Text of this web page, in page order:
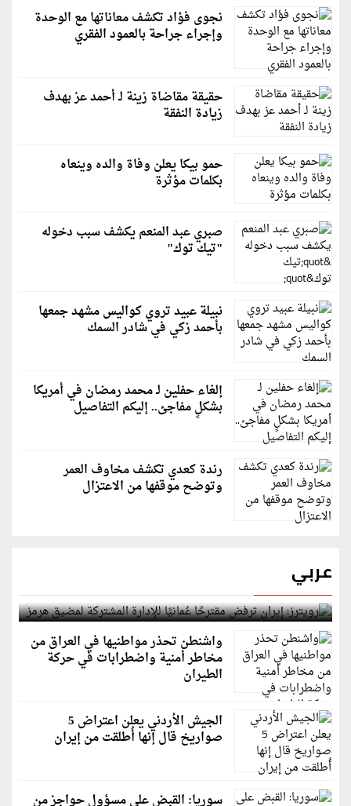
نجوى فؤاد تكشف معاناتها مع الوحدة
وإجراء جراحة بالعمود الفقري
حقيقة مقاضاة زينة لـ أحمد عز بهدف
زيادة النفقة
حمو بيكا يعلن وفاة والده وينعاه
بكلمات مؤثرة
صبري عبد المنعم يكشف سبب دخوله
"تيك توك"
نبيلة عبيد تروي كواليس مشهد جمعها
بأحمد زكي في شادر السمك
إلغاء حفلين لـ محمد رمضان في أمريكا
بشكلٍ مفاجئ.. إليكم التفاصيل
رندة كعدي تكشف مخاوف العمر
وتوضح موقفها من الاعتزال
عربي
رويترز: إيران ترفض مقترحًا عُمانيًا للإدارة المشتركة
لمضيق هرمز
واشنطن تحذر مواطنيها في العراق من
مخاطر أمنية واضطرابات في حركة
الطيران
الجيش الأردني يعلن اعتراض 5
صواريخ قال إنها أُطلقت من إيران
سوريا: القبض على مسؤول حواجز من